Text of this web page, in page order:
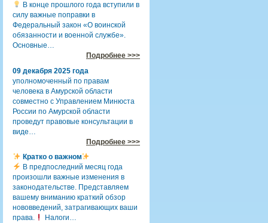
В конце прошлого года вступили в
силу важные поправки в
Федеральный закон «О воинской
обязанности и военной службе».
Основные…
Подробнее >>>
09 декабря 2025 года
уполномоченный по правам
человека в Амурской области
совместно с Управлением Минюста
России по Амурской области
проведут правовые консультации в
виде…
Подробнее >>>
Кратко о важном
В предпоследний месяц года
произошли важные изменения в
законодательстве. Представляем
вашему вниманию краткий обзор
нововведений, затрагивающих ваши
права.
Налоги…